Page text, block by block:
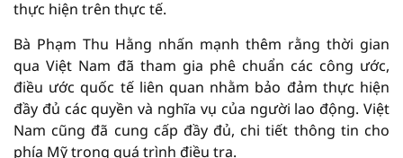
thực hiện trên thực tế.
Bà Phạm Thu Hằng nhấn mạnh thêm rằng thời gian
qua Việt Nam đã tham gia phê chuẩn các công ước,
điều ước quốc tế liên quan nhằm bảo đảm thực hiện
đầy đủ các quyền và nghĩa vụ của người lao động. Việt
Nam cũng đã cung cấp đầy đủ, chi tiết thông tin cho
phía Mỹ trong quá trình điều tra.